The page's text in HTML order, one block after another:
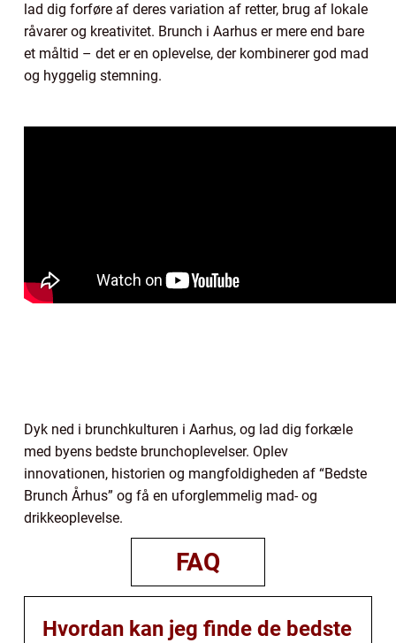
lad dig forføre af deres variation af retter, brug af lokale
råvarer og kreativitet. Brunch i Aarhus er mere end bare
et måltid – det er en oplevelse, der kombinerer god mad
og hyggelig stemning.
Dyk ned i brunchkulturen i Aarhus, og lad dig forkæle
med byens bedste brunchoplevelser. Oplev
innovationen, historien og mangfoldigheden af “Bedste
Brunch Århus” og få en uforglemmelig mad- og
drikkeoplevelse.
FAQ
Hvordan kan jeg finde de bedste